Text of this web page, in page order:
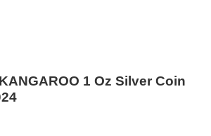
1 Oz Silver Coin